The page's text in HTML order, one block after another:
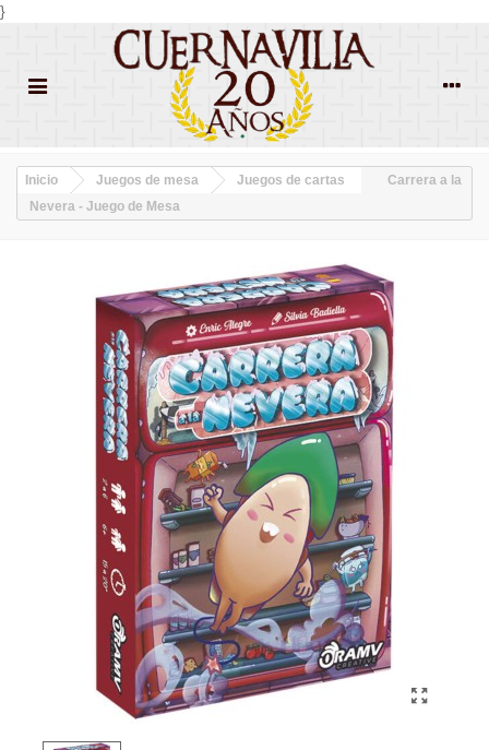
}
Inicio Juegos de mesa Juegos de cartas
Carrera a la
Nevera - Juego de Mesa